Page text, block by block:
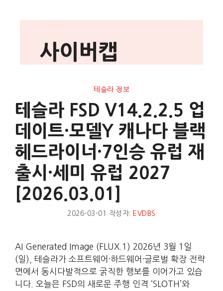
사이버캡
테슬라 정보
테슬라 FSD V14.2.2.5 업
데이트·모델Y 캐나다 블랙
헤드라이너·7인승 유럽 재
출시·세미 유럽 2027
[2026.03.01]
2026-03-01 작성자: EVDBS
AI Generated Image (FLUX.1) 2026년 3월 1일
(일), 테슬라가 소프트웨어·하드웨어·글로벌 확장 전략
면에서 동시다발적으로 굵직한 행보를 이어가고 있습
니다. 오늘은 FSD의 새로운 주행 인격 ‘SLOTH’와